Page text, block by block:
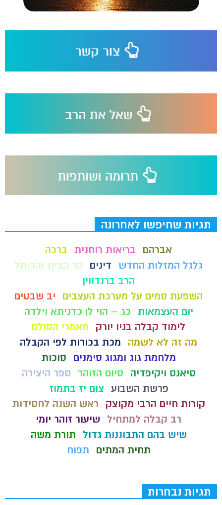
תגיות שחיפשו לאחרונה
אברהם בריאות רוחנית ברכה
גלגל המזלות החדש
דינים
הר הבית והכותל
הרב ברנדווין
השפעת סמים על מערכת העצבים
יב שבטים
יום העצמאות כג – הוי לן כדניתא וילדה
לימוד קבלה בניו יורק
מאמרי הסולם
מה זה לא לשמה
מכת בכורות לפי הקבלה
מלחמת גוג ומגוג סימנים
סוכות
סיאנס ויקיפדיה
סיום הזוהר
ספר היצירה
פרשת השבוע צום יז בתמוז
קורות חיים הרבי מקוצק
ראש השנה לחסידות
רב קבלה למתחיל
שיעור זוהר יומי
שיש בהם התבוננות גדול
תורת משה
תחית המתים
תפוח
תגיות נבחרות